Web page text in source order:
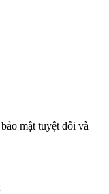
mật tuyệt đối và